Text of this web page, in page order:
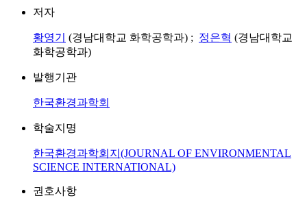
저자
황영기 (경남대학교 화학공학과) ; 정은혁 (경남대학교
화학공학과)
발행기관
한국환경과학회
학술지명
한국환경과학회지(JOURNAL OF ENVIRONMENTAL
SCIENCE INTERNATIONAL)
권호사항